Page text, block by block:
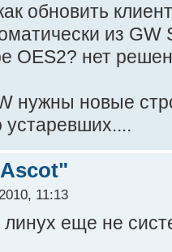
обновить
из
OES2? нет
нужны новые
устаревших....
11:13
еще не